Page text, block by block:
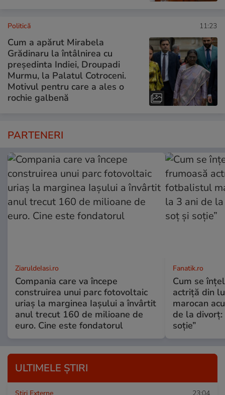
Politică 11:23
Cum a apărut Mirabela
Grădinaru la întâlnirea cu
președinta Indiei, Droupadi
Murmu, la Palatul Cotroceni.
Motivul pentru care a ales o
rochie galbenă
PARTENERI
ZiaruldeIasi.ro
Compania care va începe
construirea unui parc fotovoltaic
uriaș la marginea Iașului a învârtit
anul trecut 160 de milioane de
euro. Cine este fondatorul
Fanatik.ro
Cum se
actriță din
marocan
de la divorț:
soție”
ULTIMELE ȘTIRI